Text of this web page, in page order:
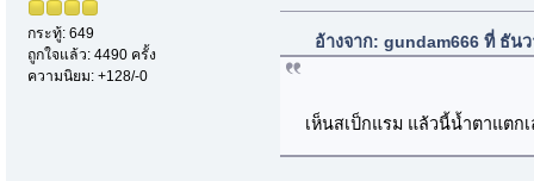
กระทู้: 649
ถูกใจแล้ว: 4490 ครั้ง
ความนิยม: +128/-0
อ้างจาก: gundam666 ที่ ธัน
เห็นสเป็กแรม แล้วนี้น้ำตาแตก